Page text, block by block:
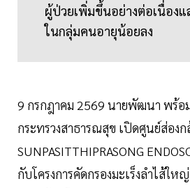
ผู้ป่วยเพิ่มขึ้นอย่างต่อเนื่อง
ในกลุ่มคนอายุน้อยลง
9 กรกฎาคม 2569 นายพัฒนา พร้อ
กระทรวงสาธารณสุข เปิดศูนย์ส่องก
SUNPASITTHIPRASONG
กับโครงการคัดกรองมะเร็งลำไส้ให